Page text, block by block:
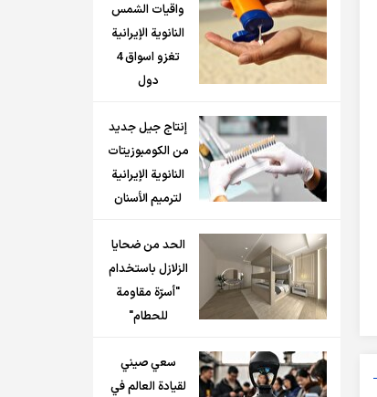
واقيات الشمس
النانوية الإيرانية
تغزو اسواق 4
دول
إنتاج جيل جديد
من الكومبوزيتات
النانوية الإيرانية
لترميم الأسنان
الحد من ضحايا
الزلازل باستخدام
"أسرّة مقاومة
للحطام"
سعي صيني
لقيادة العالم في